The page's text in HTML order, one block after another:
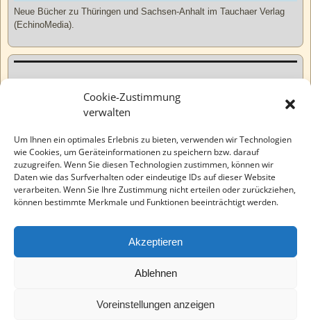
Cookie-Zustimmung
verwalten
Um Ihnen ein optimales Erlebnis zu bieten, verwenden wir Technologien
wie Cookies, um Geräteinformationen zu speichern bzw. darauf
zuzugreifen. Wenn Sie diesen Technologien zustimmen, können wir
Daten wie das Surfverhalten oder eindeutige IDs auf dieser Website
verarbeiten. Wenn Sie Ihre Zustimmung nicht erteilen oder zurückziehen,
können bestimmte Merkmale und Funktionen beeinträchtigt werden.
Akzeptieren
Ablehnen
Voreinstellungen anzeigen
Neue Bücher zu Thüringen und Sachsen-Anhalt im Tauchaer Verlag
(EchinoMedia).
Varia